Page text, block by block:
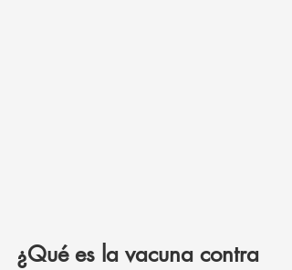
¿Qué es la vacuna contra